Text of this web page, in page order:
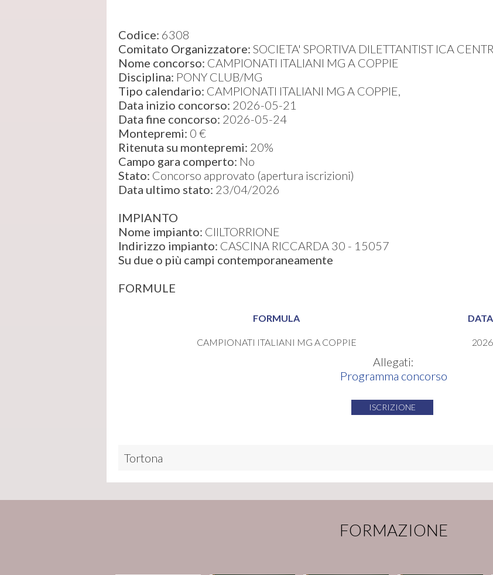
Codice: 6308
Comitato Organizzatore: SOCIETA' SPORTIVA DILETTANTIST ICA
Nome concorso: CAMPIONATI ITALIANI MG A COPPIE
Disciplina: PONY CLUB/MG
Tipo calendario: CAMPIONATI ITALIANI MG A COPPIE,
Data inizio concorso: 2026-05-21
Data fine concorso: 2026-05-24
Montepremi: 0 €
Ritenuta su montepremi: 20%
Campo gara comperto: No
Stato: Concorso approvato (apertura iscrizioni)
Data ultimo stato: 23/04/2026
IMPIANTO
Nome impianto: CIILTORRIONE
Indirizzo impianto: CASCINA RICCARDA 30 - 15057
Su due o più campi contemporaneamente
FORMULE
FORMULA
CAMPIONATI ITALIANI MG A COPPIE
Allegati:
Programma concorso
ISCRIZIONE
Tortona
FORMAZIONE